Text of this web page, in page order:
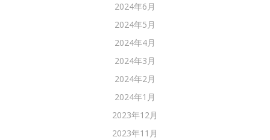
2024年6月
2024年5月
2024年4月
2024年3月
2024年2月
2024年1月
2023年12月
2023年11月